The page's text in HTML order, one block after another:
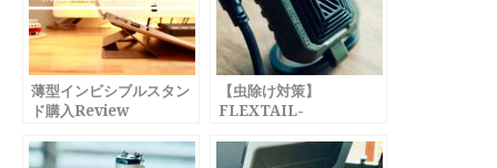
薄型インビシブルスタン
ド購入Review
【虫除け対策】
FLEXTAIL-
Review